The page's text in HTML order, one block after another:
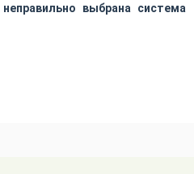
выбрана система